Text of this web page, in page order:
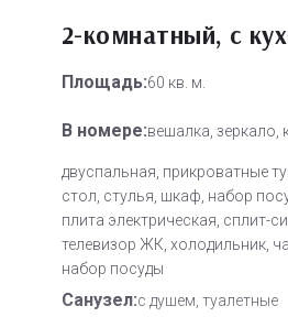
2-комнатный, с
Площадь:60 кв. м.
В номере:вешалка, зеркало,
двуспальная, прикроватные
стол, стулья, шкаф, набор
плита электрическая, сплит-
телевизор ЖК, холодильник,
набор посуды
Санузел:с душем, туалетные